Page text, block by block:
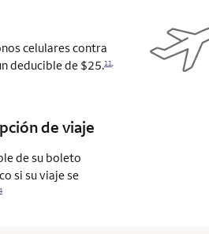
celulares contra
deducible de $25.11
de viaje
de su boleto
si su viaje se